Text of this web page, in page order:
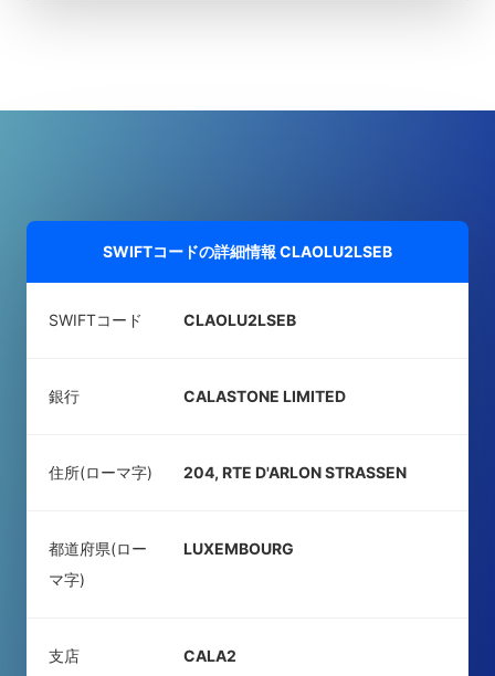
SWIFTコードの詳細情報 CLAOLU2LSEB
SWIFTコード CLAOLU2LSEB
銀行 CALASTONE LIMITED
住所(ローマ字) 204, RTE D'ARLON STRASSEN
都道府県(ロー
マ字)
LUXEMBOURG
支店 CALA2